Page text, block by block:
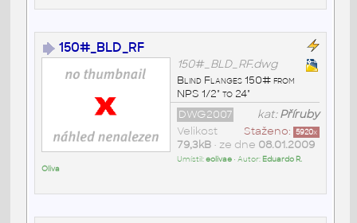
150#_BLD_RF
150#_BLD_RF.dwg
Blind Flanges 150# from
NPS 1/2" to 24"
kat:Příruby
DWG2007
Staženo: 5920x
Velikost
79,3kB• ze dne 08.01.2009
Umístil:eolivae• Autor: Eduardo R.
Oliva